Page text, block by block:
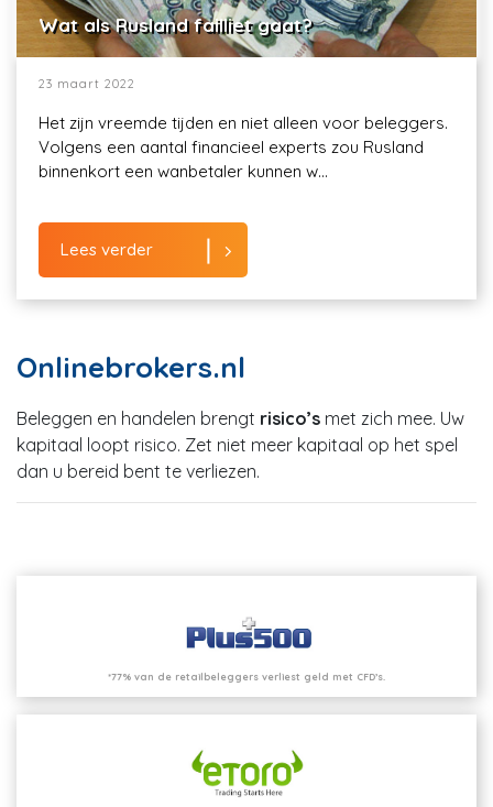
Wat als Rusland failliet gaat?
23 maart 2022
Het zijn vreemde tijden en niet alleen voor beleggers.
Volgens een aantal financieel experts zou Rusland
binnenkort een wanbetaler kunnen w...
Lees verder
Onlinebrokers.nl
Beleggen en handelen brengt risico’s met zich mee. Uw
kapitaal loopt risico. Zet niet meer kapitaal op het spel
dan u bereid bent te verliezen.
*77% van de retailbeleggers verliest geld met CFD’s.